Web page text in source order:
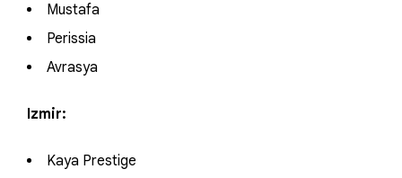
Mustafa
Perissia
Avrasya
Izmir:
Kaya Prestige